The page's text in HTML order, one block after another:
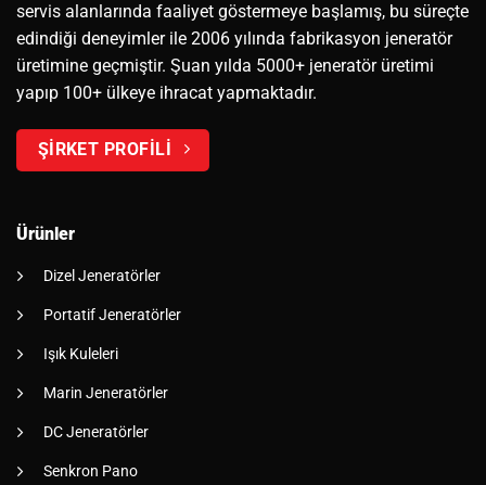
servis alanlarında faaliyet göstermeye başlamış, bu süreçte
edindiği deneyimler ile 2006 yılında fabrikasyon jeneratör
üretimine geçmiştir. Şuan yılda 5000+ jeneratör üretimi
yapıp 100+ ülkeye ihracat yapmaktadır.
ŞİRKET PROFİLİ
Ürünler
Dizel Jeneratörler
Portatif Jeneratörler
Işık Kuleleri
Marin Jeneratörler
DC Jeneratörler
Senkron Pano